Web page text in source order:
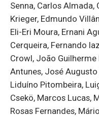
Senna, Carlos Almada,
Krieger, Edmundo
Eli-Eri Moura, Ernani
Cerqueira, Fernando
Crowl, João
Antunes, José
Liduíno Pitombeira,
Csekö, Marcos Lucas,
Rosas Fernandes,